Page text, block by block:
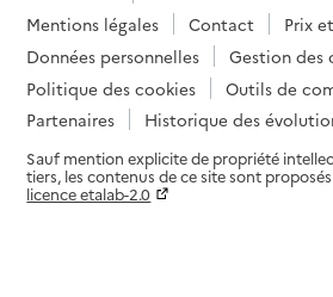
Mentions légales
Contact
Prix
Données personnelles
Gestion des
Politique des cookies
Outils de
Partenaires
Historique des
Sauf mention explicite de propriété
tiers, les contenus de ce site sont
licence etalab-2.0